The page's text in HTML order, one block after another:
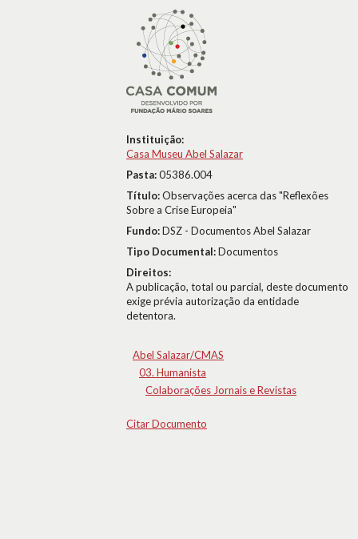
Instituição:
Casa Museu Abel Salazar
Pasta:05386.004
Título:Observações acerca das "Reflexões
Sobre a Crise Europeia"
Fundo:DSZ - Documentos Abel Salazar
Tipo Documental:Documentos
Direitos:
A publicação, total ou parcial, deste documento
exige prévia autorização da entidade
detentora.
Abel Salazar/CMAS
03. Humanista
Colaborações Jornais e Revistas
Citar Documento